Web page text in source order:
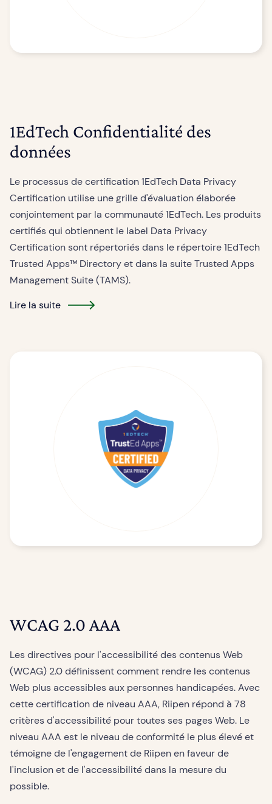
1EdTech Confidentialité des
données
Le processus de certification 1EdTech Data Privacy
Certification utilise une grille d'évaluation élaborée
conjointement par la communauté 1EdTech. Les produits
certifiés qui obtiennent le label Data Privacy
Certification sont répertoriés dans le répertoire 1EdTech
Trusted Apps™ Directory et dans la suite Trusted Apps
Management Suite (TAMS).
Lire la suite
WCAG 2.0 AAA
Les directives pour l'accessibilité des contenus Web
(WCAG) 2.0 définissent comment rendre les contenus
Web plus accessibles aux personnes handicapées. Avec
cette certification de niveau AAA, Riipen répond à 78
critères d'accessibilité pour toutes ses pages Web. Le
niveau AAA est le niveau de conformité le plus élevé et
témoigne de l'engagement de Riipen en faveur de
l'inclusion et de l'accessibilité dans la mesure du
possible.